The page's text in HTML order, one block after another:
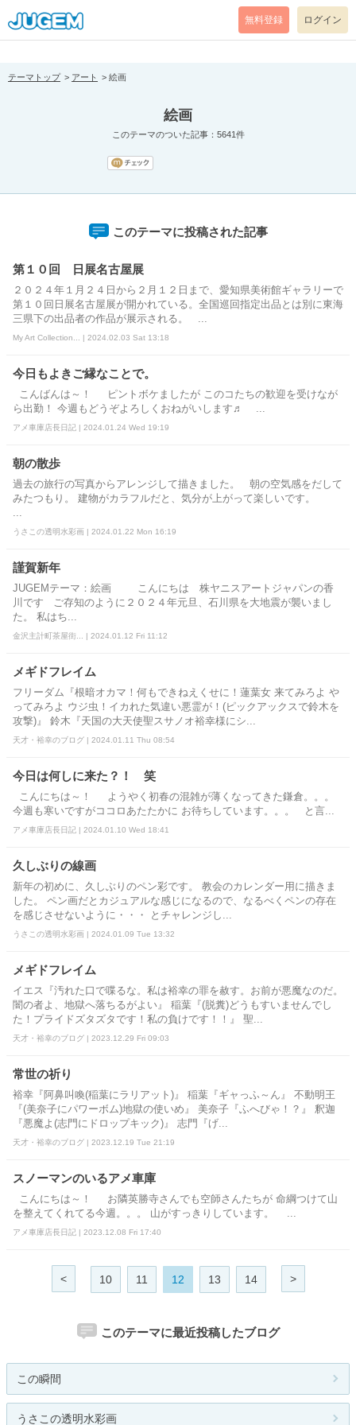
[pear_error: message="Success" code=0 mode=return level=notice
prefix="" info=""]
無料登録 ログイン
テーマトップ アート 絵画
絵画
このテーマのついた記事：5641件
このテーマに投稿された記事
第１０回 日展名古屋展
２０２４年１月２４日から２月１２日まで、愛知県美術館ギャラリーで
第１０回日展名古屋展が開かれている。全国巡回指定出品とは別に東海
三県下の出品者の作品が展示される。 ...
My Art Collection... | 2024.02.03 Sat 13:18
今日もよきご縁なことで。
こんばんは～！ ピントボケましたが このコたちの歓迎を受けなが
ら出勤！ 今週もどうぞよろしくおねがいします♬ ...
アメ車庫店長日記 | 2024.01.24 Wed 19:19
朝の散歩
過去の旅行の写真からアレンジして描きました。 朝の空気感をだして
みたつもり。 建物がカラフルだと、気分が上がって楽しいです。
うさこの透明水彩画 | 2024.01.22 Mon 16:19
謹賀新年
JUGEMテーマ：絵画 こんにちは 株ヤニスアートジャパンの香
川です ご存知のように２０２４年元旦、石川県を大地震が襲いまし
た。 私はち...
金沢主計町茶屋街... | 2024.01.12 Fri 11:12
メギドフレイム
フリーダム『根暗オカマ！何もできねえくせに！蓮葉女 来てみろよ や
ってみろよ ウジ虫！イカれた気違い悪霊が！(ピックアックスで鈴木を
攻撃)』 鈴木『天国の大天使聖スサノオ裕幸様にシ...
天才・裕幸のブログ | 2024.01.11 Thu 08:54
今日は何しに来た？！ 笑
こんにちは～！ ようやく初春の混雑が薄くなってきた鎌倉。。。
今週も寒いですがココロあたたかに お待ちしています。。。 と言...
アメ車庫店長日記 | 2024.01.10 Wed 18:41
久しぶりの線画
新年の初めに、久しぶりのペン彩です。 教会のカレンダー用に描きま
した。 ペン画だとカジュアルな感じになるので、なるべくペンの存在
を感じさせないように・・・ とチャレンジし...
うさこの透明水彩画 | 2024.01.09 Tue 13:32
メギドフレイム
イエス『汚れた口で喋るな。私は裕幸の罪を赦す。お前が悪魔なのだ。
闇の者よ、地獄へ落ちるがよい』 稲葉『(脱糞)どうもすいませんでし
た！プライドズタズタです！私の負けです！！』 聖...
天才・裕幸のブログ | 2023.12.29 Fri 09:03
常世の祈り
裕幸『阿鼻叫喚(稲葉にラリアット)』 稲葉『ギャっふ～ん』 不動明王
『(美奈子にパワーボム)地獄の使いめ』 美奈子『ふへびゃ！？』 釈迦
『悪魔よ(志門にドロップキック)』 志門『げ...
天才・裕幸のブログ | 2023.12.19 Tue 21:19
スノーマンのいるアメ車庫
こんにちは～！ お隣英勝寺さんでも空師さんたちが 命綱つけて山
を整えてくれてる今週。。。 山がすっきりしています。 ...
アメ車庫店長日記 | 2023.12.08 Fri 17:40
< 10 11 12 13 14 >
このテーマに最近投稿したブログ
この瞬間
うさこの透明水彩画